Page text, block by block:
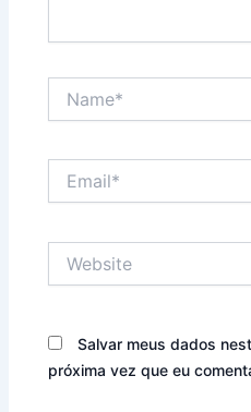
Salvar meus dados
próxima vez que eu